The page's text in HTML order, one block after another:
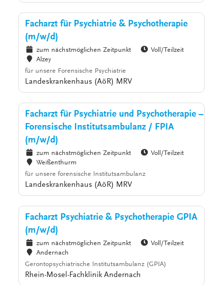
Facharzt für Psychiatrie & Psychotherapie
(m/w/d)
zum nächstmöglichen Zeitpunkt
Voll/Teilzeit
Alzey
für unsere Forensische Psychiatrie
Landeskrankenhaus (AöR) MRV
Facharzt für Psychiatrie und Psychotherapie –
Forensische Institutsambulanz / FPIA
(m/w/d)
zum nächstmöglichen Zeitpunkt
Voll/Teilzeit
Weißenthurm
für unsere forensische Institutsambulanz
Landeskrankenhaus (AöR) MRV
Facharzt Psychiatrie & Psychotherapie GPIA
(m/w/d)
zum nächstmöglichen Zeitpunkt
Voll/Teilzeit
Andernach
Gerontopsychiatrische Institutsambulanz (GPIA)
Rhein-Mosel-Fachklinik Andernach